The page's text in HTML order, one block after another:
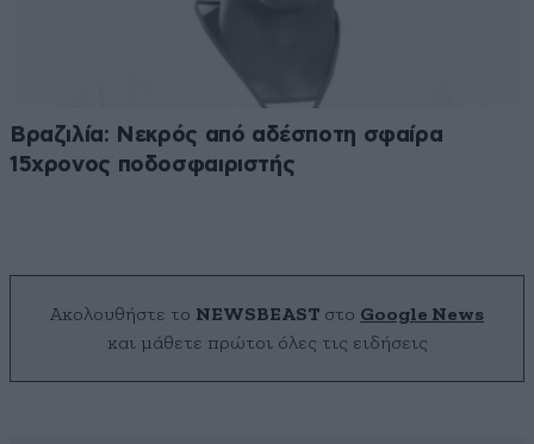
Βραζιλία: Νεκρός από αδέσποτη σφαίρα
15χρονος ποδοσφαιριστής
Ακολουθήστε το NEWSBEAST στο Google News
και μάθετε πρώτοι όλες τις ειδήσεις